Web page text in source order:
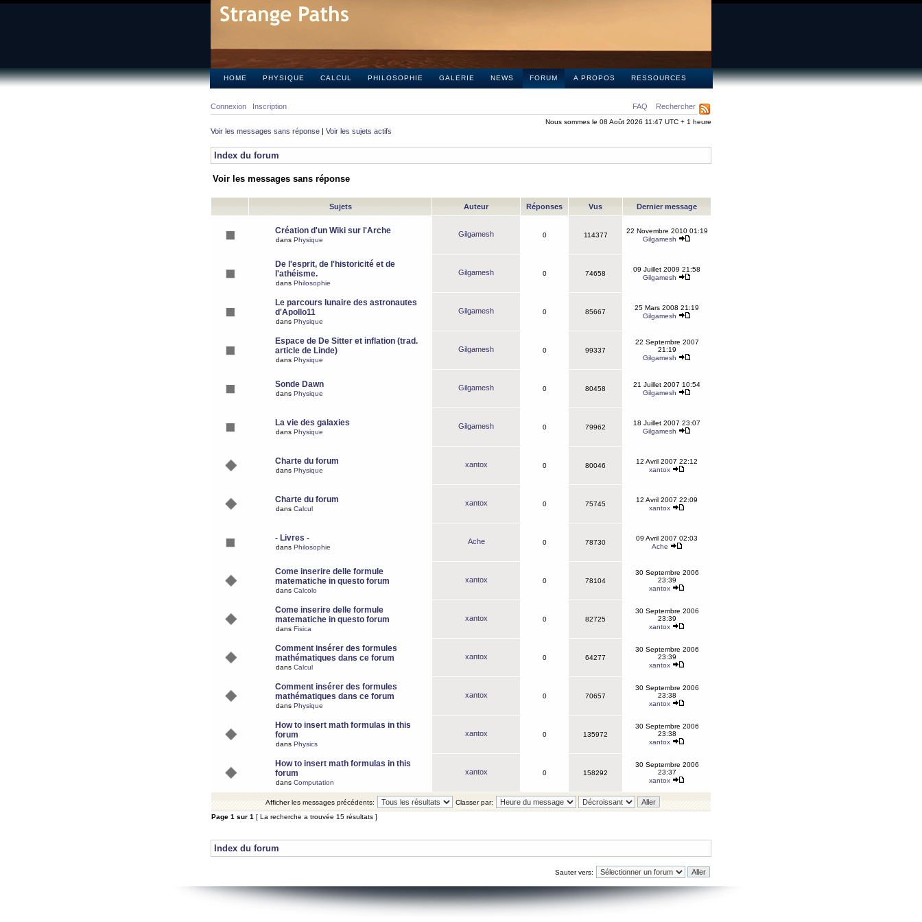
HOME PHYSIQUE CALCUL PHILOSOPHIE GALERIE NEWS FORUM A PROPOS RESSOURCES
FAQ Rechercher
Connexion Inscription
Nous sommes le 08 Août 2026 11:47 UTC + 1 heure
Voir les messages sans réponse | Voir les sujets actifs
Index du forum
Voir les messages sans réponse
Sujets Auteur Réponses Vus Dernier message
Création d'un Wiki sur l'Arche
dans Physique
Gilgamesh 0 114377
22 Novembre 2010 01:19
Gilgamesh
De l'esprit, de l'historicité et de
l'athéisme.
dans Philosophie
Gilgamesh 0 74658
09 Juillet 2009 21:58
Gilgamesh
Le parcours lunaire des astronautes
d'Apollo11
dans Physique
Gilgamesh 0 85667
25 Mars 2008 21:19
Gilgamesh
Espace de De Sitter et inflation (trad.
article de Linde)
dans Physique
Gilgamesh 0 99337
22 Septembre 2007
21:19
Gilgamesh
Sonde Dawn
dans Physique
Gilgamesh 0 80458
21 Juillet 2007 10:54
Gilgamesh
La vie des galaxies
dans Physique
Gilgamesh 0 79962
18 Juillet 2007 23:07
Gilgamesh
Charte du forum
dans Physique
xantox 0 80046
12 Avril 2007 22:12
xantox
Charte du forum
dans Calcul
xantox 0 75745
12 Avril 2007 22:09
xantox
- Livres -
dans Philosophie
Ache 0 78730
09 Avril 2007 02:03
Ache
Come inserire delle formule
matematiche in questo forum
dans Calcolo
xantox 0 78104
30 Septembre 2006
23:39
xantox
Come inserire delle formule
matematiche in questo forum
dans Fisica
xantox 0 82725
30 Septembre 2006
23:39
xantox
Comment insérer des formules
mathématiques dans ce forum
dans Calcul
xantox 0 64277
30 Septembre 2006
23:39
xantox
Comment insérer des formules
mathématiques dans ce forum
dans Physique
xantox 0 70657
30 Septembre 2006
23:38
xantox
How to insert math formulas in this
forum
dans Physics
xantox 0 135972
30 Septembre 2006
23:38
xantox
How to insert math formulas in this
forum
dans Computation
xantox 0 158292
30 Septembre 2006
23:37
xantox
Afficher les messages précédents:
Classer par:
Page 1 sur 1 [ La recherche a trouvée 15 résultats ]
Index du forum
Sauter vers: